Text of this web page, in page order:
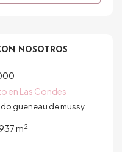
NOSOTROS
en Las Condes
gueneau de mussy
m2